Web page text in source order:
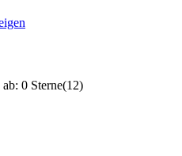
0 Sterne(12)